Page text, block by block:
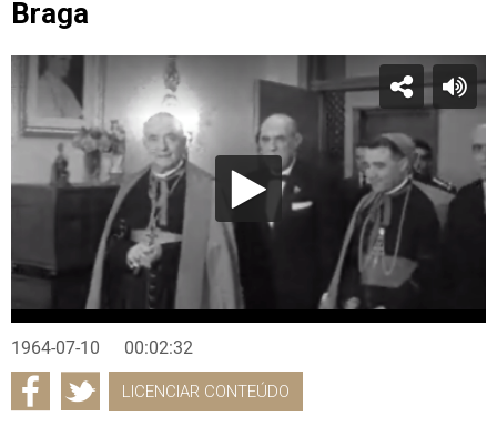
Braga
1964-07-10 00:02:32
LICENCIAR CONTEÚDO